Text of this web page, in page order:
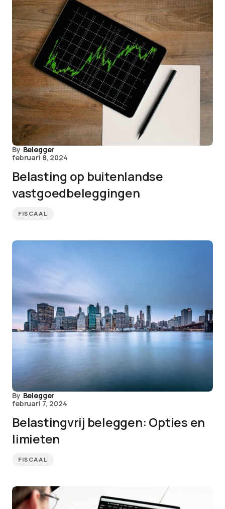
By Belegger
februari 8, 2024
Belasting op buitenlandse
vastgoedbeleggingen
FISCAAL
By Belegger
februari 7, 2024
Belastingvrij beleggen: Opties en
limieten
FISCAAL